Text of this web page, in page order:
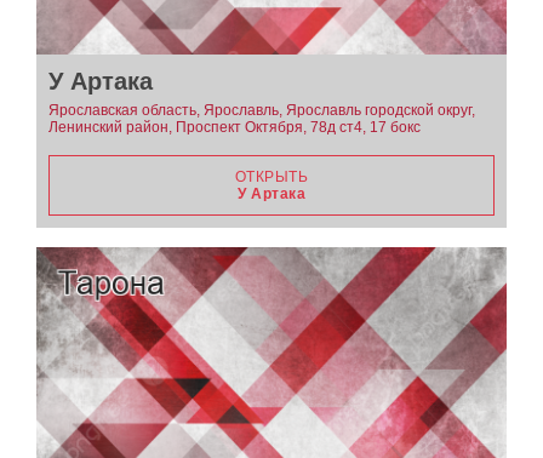
У Артака
Ярославская область, Ярославль, Ярославль городской округ,
Ленинский район, Проспект Октября, 78д ст4, 17 бокс
ОТКРЫТЬ
У Артака